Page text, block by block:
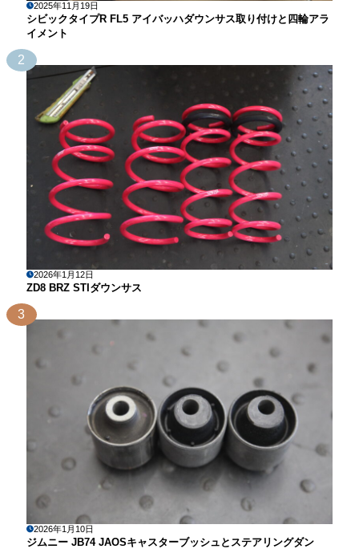
2025年11月19日
シビックタイプR FL5 アイバッハダウンサス取り付けと四輪アラ
イメント
2
2026年1月12日
ZD8 BRZ STIダウンサス
3
2026年1月10日
ジムニー JB74 JAOSキャスターブッシュとステアリングダン